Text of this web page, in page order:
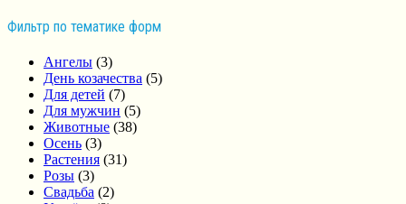
Фильтр по тематике форм
Ангелы (3)
День козачества (5)
Для детей (7)
Для мужчин (5)
Животные (38)
Осень (3)
Растения (31)
Розы (3)
Свадьба (2)